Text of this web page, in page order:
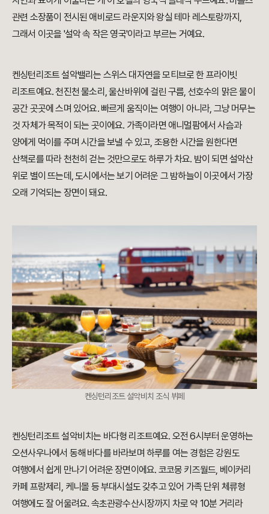
관련 소장품이 전시된 애비로드 라운지와 왕실 테마 레스토랑까지,
그래서 이곳을 '설악 속 작은 영국'이라고 부르는 거예요.
켄싱턴리조트 설악밸리는 스위스 대자연을 모티브로 한 프라이빗
리조트예요. 천진천 물소리, 울산바위에 걸린 구름, 선호수의 맑은 물이
공간 곳곳에 스며 있어요. 빠르게 움직이는 여행이 아니라, 그냥 머무는
것 자체가 목적이 되는 곳이에요. 가족이라면 애니멀팜에서 사슴과
양에게 먹이를 주며 시간을 보낼 수 있고, 조용한 시간을 원한다면
산책로를 따라 천천히 걷는 것만으로도 하루가 차요. 밤이 되면 설악산
위로 별이 뜨는데, 도시에서는 보기 어려운 그 밤하늘이 이곳에서 가장
오래 기억되는 장면이 돼요.
켄싱턴리조트 설악비치 조식 뷔페
켄싱턴리조트 설악비치는 바다형 리조트예요. 오전 6시부터 운영하는
오션사우나에서 동해 바다를 바라보며 하루를 여는 경험은 강원도
여행에서 쉽게 만나기 어려운 장면이에요. 코코몽 키즈월드, 베이커리
카페 프랑제리, 케니몰 등 부대시설도 갖추고 있어 가족 단위 체류형
여행에도 잘 어울려요. 속초관광수산시장까지 차로 약 10분 거리라